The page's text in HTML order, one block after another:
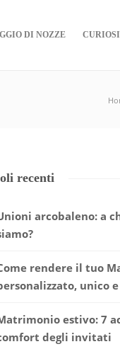
DI NOZZE
recenti
arcobaleno: a
rendere il tuo
unico
estivo: 7
degli invitati